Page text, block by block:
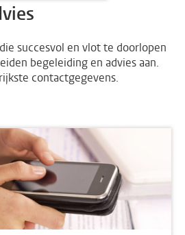
succesvol en vlot te doorlopen
begeleiding en advies aan.
contactgegevens.